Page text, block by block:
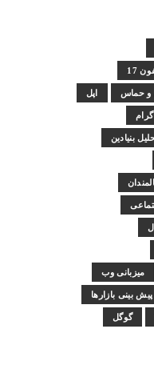
17
و حماس اپل
بنیادین
میزبانی وب
پیش بینی بازارها
گوگل